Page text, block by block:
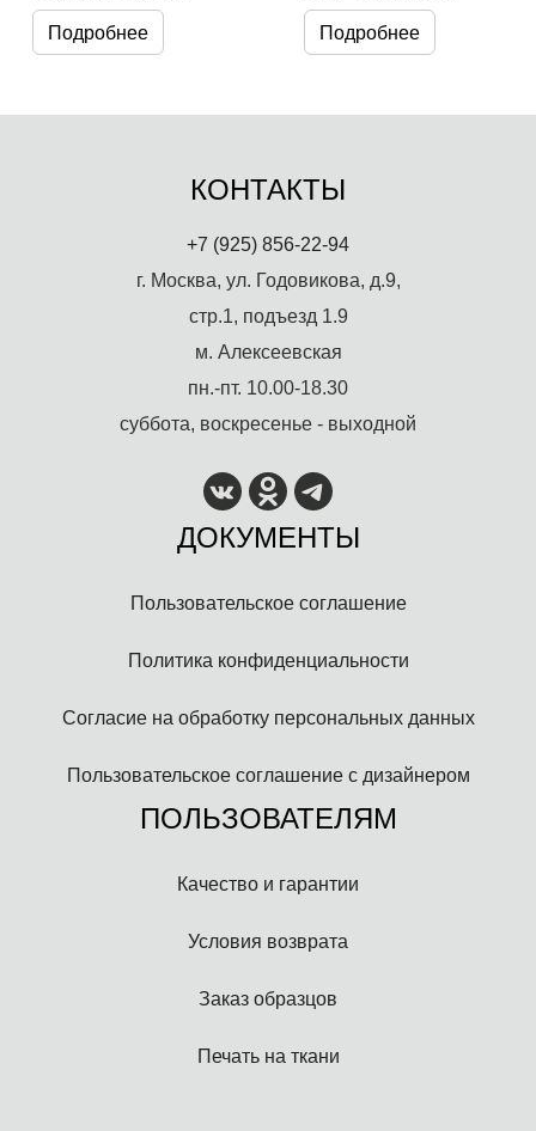
Подробнее Подробнее
КОНТАКТЫ
+7 (925) 856-22-94
г. Москва, ул. Годовикова, д.9,
стр.1, подъезд 1.9
м. Алексеевская
пн.-пт. 10.00-18.30
суббота, воскресенье - выходной
ДОКУМЕНТЫ
Пользовательское соглашение
Политика конфиденциальности
Согласие на обработку персональных данных
Пользовательское соглашение с дизайнером
ПОЛЬЗОВАТЕЛЯМ
Качество и гарантии
Условия возврата
Заказ образцов
Печать на ткани